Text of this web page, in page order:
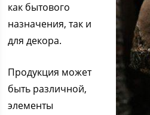
как бытового
назначения, так и
для декора.
Продукция может
быть различной,
элементы